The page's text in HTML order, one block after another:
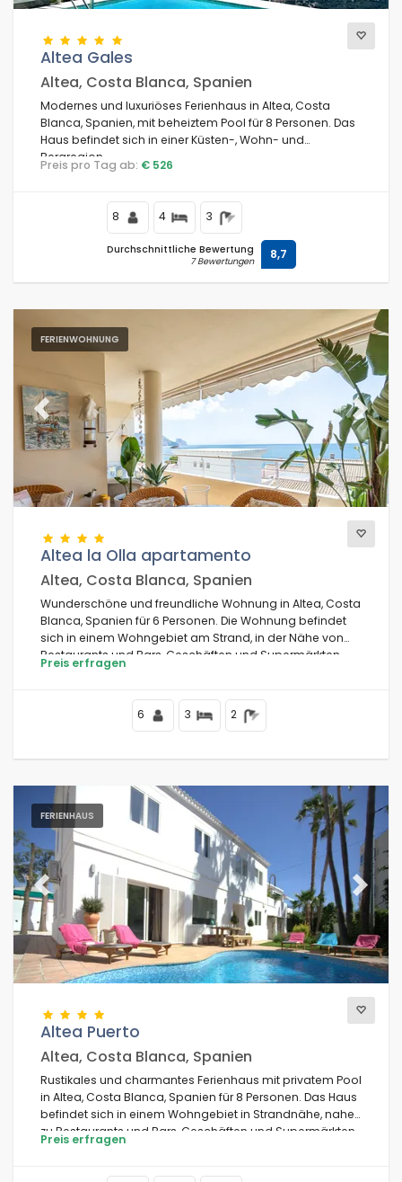
Altea Gales
Altea, Costa Blanca, Spanien
Modernes und luxuriöses Ferienhaus in Altea, Costa
Blanca, Spanien, mit beheiztem Pool für 8 Personen. Das
Haus befindet sich in einer Küsten-, Wohn- und
Bergregion.
Preis pro Tag ab: € 526
8 4 3
Durchschnittliche Bewertung
7 Bewertungen 8,7
FERIENWOHNUNG
Previous Next
Altea la Olla apartamento
Altea, Costa Blanca, Spanien
Wunderschöne und freundliche Wohnung in Altea, Costa
Blanca, Spanien für 6 Personen. Die Wohnung befindet
sich in einem Wohngebiet am Strand, in der Nähe von
Restaurants und Bars, Geschäften und Supermärkten,
200 m vom Strand und 0,2 km vom Strand von La Olla
Preis erfragen
6 3 2
FERIENHAUS
Previous Next
Altea Puerto
Altea, Costa Blanca, Spanien
Rustikales und charmantes Ferienhaus mit privatem Pool
in Altea, Costa Blanca, Spanien für 8 Personen. Das Haus
befindet sich in einem Wohngebiet in Strandnähe, nahe
zu Restaurants und Bars, Geschäften und Supermärkten,
und ist nur 200 m vom Strand von Altea entfernt.
Preis erfragen